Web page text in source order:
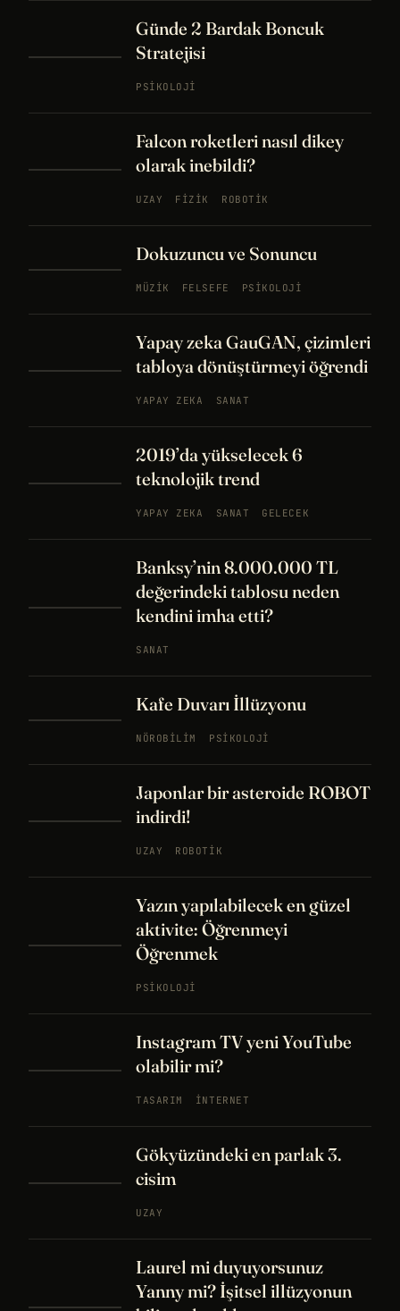
Günde 2 Bardak Boncuk
Stratejisi
PSIKOLOJI
Falcon roketleri nasıl dikey
olarak inebildi?
UZAY FIZIK ROBOTIK
Dokuzuncu ve Sonuncu
MÜZIK FELSEFE PSIKOLOJI
Yapay zeka GauGAN, çizimleri
tabloya dönüştürmeyi öğrendi
YAPAY ZEKA SANAT
2019’da yükselecek 6
teknolojik trend
YAPAY ZEKA SANAT GELECEK
Banksy’nin 8.000.000 TL
değerindeki tablosu neden
kendini imha etti?
SANAT
Kafe Duvarı İllüzyonu
NÖROBILIM PSIKOLOJI
Japonlar bir asteroide ROBOT
indirdi!
UZAY ROBOTIK
Yazın yapılabilecek en güzel
aktivite: Öğrenmeyi
Öğrenmek
PSIKOLOJI
Instagram TV yeni YouTube
olabilir mi?
TASARIM İNTERNET
Gökyüzündeki en parlak 3.
cisim
UZAY
Laurel mi duyuyorsunuz
Yanny mi? İşitsel illüzyonun